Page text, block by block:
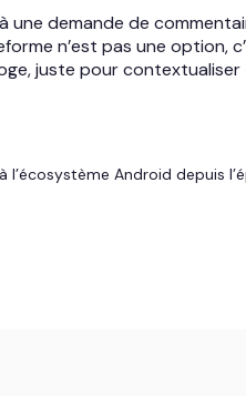
demande de
n’est pas une
juste pour
Android depuis